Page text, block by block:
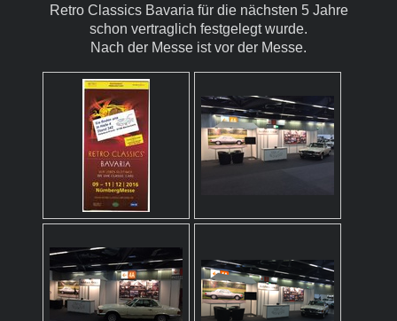
Retro Classics Bavaria für die nächsten 5 Jahre
schon vertraglich festgelegt wurde.
Nach der Messe ist vor der Messe.